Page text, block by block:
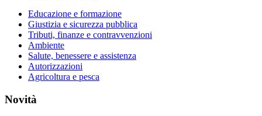
Educazione e formazione
Giustizia e sicurezza pubblica
Tributi, finanze e contravvenzioni
Ambiente
Salute, benessere e assistenza
Autorizzazioni
Agricoltura e pesca
Novità